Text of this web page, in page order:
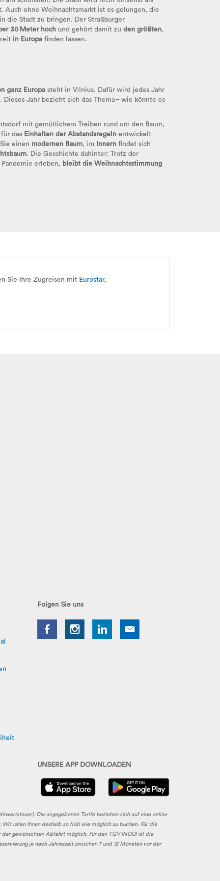
Auch ohne Weihnachtsmarkt ist es gelungen, die
die Stadt zu bringen. Der Straßburger
30 Meter hoch und gehört damit zu den größten,
in Europa finden lassen.
ganz Europa steht in Vilnius. Dafür wird jedes Jahr
Jahr bezieht sich das Thema – wie könnte es
mit gemütlichem Treiben rund um den Baum,
das Einhalten der Abstandsregeln entwickelt
einen modernen Baum, im Innern findet sich
. Die Geschichte dahinter: Trotz der
erleben, bleibt die Weihnachtsstimmung
Sie Ihre Zugreisen mit Eurostar,
Folgen Sie uns
UNSERE APP DOWNLOADEN
Die angegebenen Tarife beziehen sich auf eine online
raten Ihnen deshalb so früh wie möglich zu buchen. Für die
gewünschten Abfahrt möglich. Für den TGV INOUI ist die
je nach Jahreszeit zwischen 7 und 12 Monaten vor der